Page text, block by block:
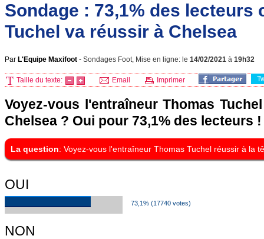
Sondage : 73,1% des lecteurs
Tuchel va réussir à Chelsea
Par L'Equipe Maxifoot - Sondages Foot, Mise en ligne: le 14/02/2021 à 19h32
Taille du texte: Email Imprimer
Voyez-vous l'entraîneur Thomas
Chelsea ? Oui pour 73,1% des lecteurs !
La question: Voyez-vous l'entraîneur Thomas Tuchel réussir à la
OUI
73,1% (17740 votes)
NON